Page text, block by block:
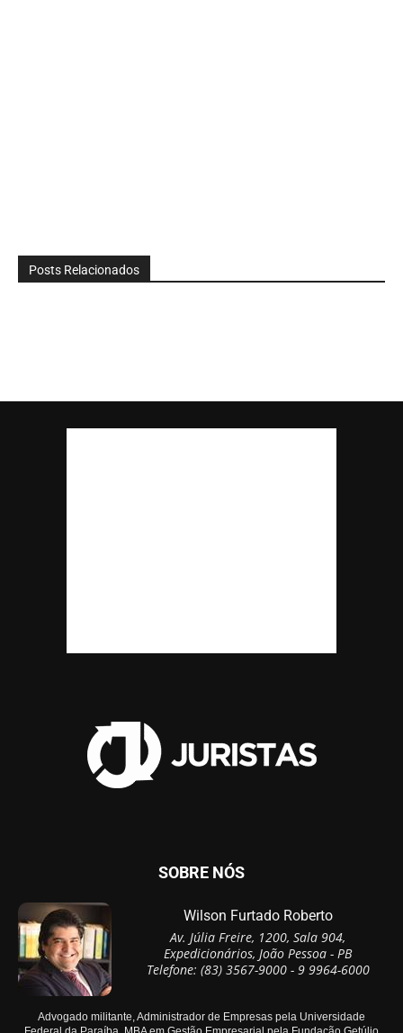
Posts Relacionados
SOBRE NÓS
Wilson Furtado Roberto
Av. Júlia Freire, 1200, Sala 904,
Expedicionários, João Pessoa - PB
Telefone: (83) 3567-9000 - 9 9964-6000
Advogado militante, Administrador de Empresas pela Universidade